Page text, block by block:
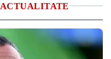
ACTUALITATE